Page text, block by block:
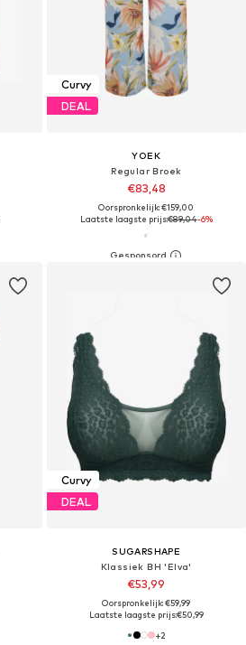
Curvy
DEAL
YOEK
Regular Broek
€83,48
Oorspronkelijk: €159,00
Laatste laagste prijs:€89,04-6%
Curvy
DEAL
SUGARSHAPE
Klassiek BH 'Elva'
€53,99
Oorspronkelijk: €59,99
Laatste laagste prijs:€50,99
+2